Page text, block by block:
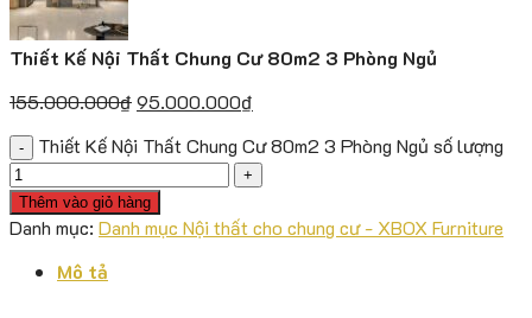
Thiết Kế Nội Thất Chung Cư 80m2 3 Phòng Ngủ
155.000.000₫95.000.000₫
Thiết Kế Nội Thất Chung Cư 80m2 3 Phòng Ngủ số lượng
Thêm vào giỏ hàng
Danh mục: Danh mục Nội thất cho chung cư - XBOX Furniture
Mô tả